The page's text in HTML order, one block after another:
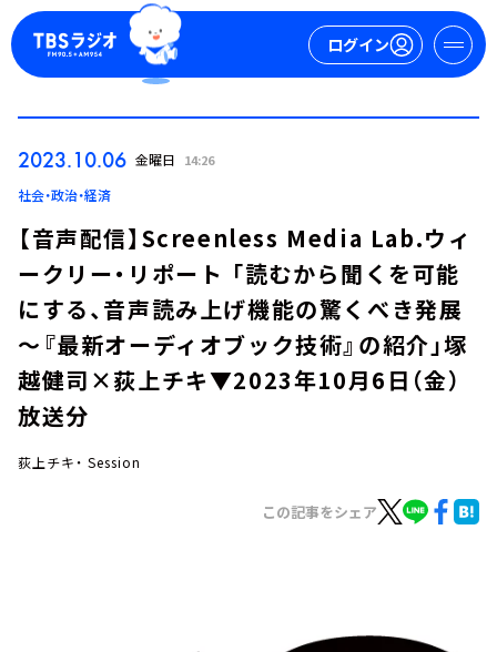
ログイン
今日の番組表
週間番組表
トピックス
2023.10.06 金曜日 14:26
社会・政治・経済
【音声配信】Screenless Media Lab.ウィ
ークリー・リポート 「読むから聞くを可能
にする、音声読み上げ機能の驚くべき発展
～『最新オーディオブック技術』の紹介」塚
越健司×荻上チキ▼2023年10月6日（金）
放送分
荻上チキ・ Session
この記事をシェア